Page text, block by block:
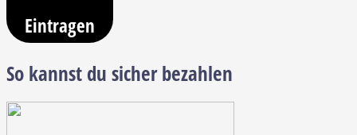
Eintragen
So kannst du sicher bezahlen